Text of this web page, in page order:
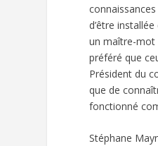
d’être
un maître-mot
préféré que
Président du
que de
fonctionné
Stéphane